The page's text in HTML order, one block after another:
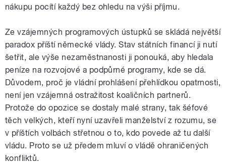
nákupu pocítí každý bez ohledu na výši příjmu.
Ze vzájemných programových ústupků se skládá největší
paradox příští německé vlády. Stav státních financí ji nutí
šetřit, ale výše nezaměstnanosti ji ponouká, aby hledala
peníze na rozvojové a podpůrné programy, kde se dá.
Důvodem, proč je vládní prohlášení přehlídkou opatrnosti,
není jen vzájemná ostražitost koaličních partnerů.
Protože do opozice se dostaly malé strany, tak šéfové
těch velkých, kteří nyní uzavřeli manželství z rozumu, se
v příštích volbách střetnou o to, kdo povede až tu další
vládu. Proto se už předem mluví o vládě ohraničených
konfliktů.